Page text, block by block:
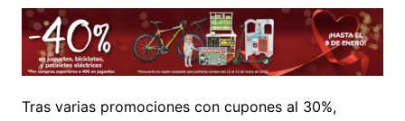
Tras varias promociones con cupones al 30%,